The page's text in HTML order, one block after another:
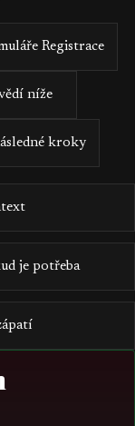
Registrace
níže
kroky
je potřeba